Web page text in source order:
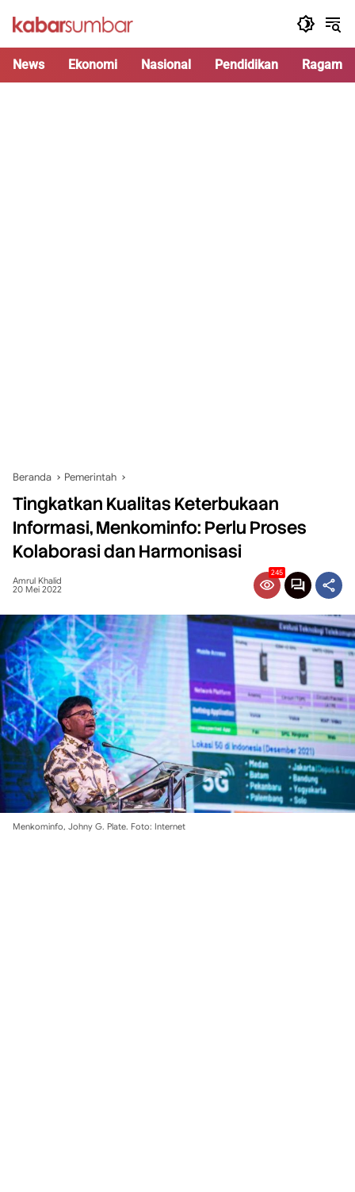
News Ekonomi Nasional Pendidikan Ragam
Beranda Pemerintah
Tingkatkan Kualitas Keterbukaan
Informasi, Menkominfo: Perlu Proses
Kolaborasi dan Harmonisasi
Amrul Khalid
20 Mei 2022
245
Menkominfo, Johny G. Plate. Foto: Internet